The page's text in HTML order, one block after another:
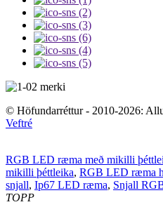
© Höfundarréttur - 2010-2026:
Veftré
RGB LED ræma með mikilli
mikilli þéttleika, RGB LED ræma
snjall, Ip67 LED ræma, Snjall
TOPP